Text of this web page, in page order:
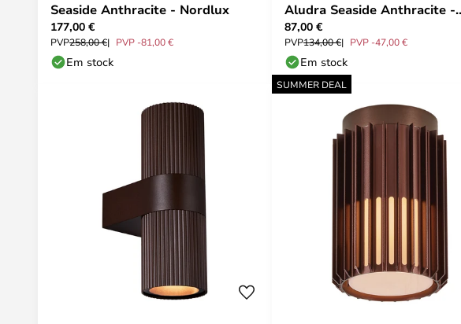
Seaside Anthracite - Nordlux
177,00 €
PVP258,00 € PVP -81,00 €
Em stock
Aludra Seaside Anthracite -
Nordlux
87,00 €
PVP134,00 € PVP -47,00 €
Em stock
SUMMER DEAL